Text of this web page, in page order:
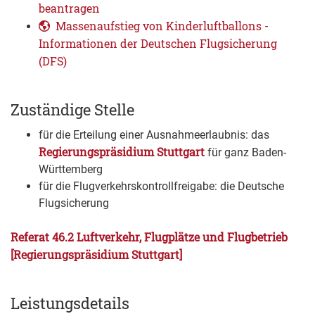
beantragen
Massenaufstieg von Kinderluftballons -
Informationen der Deutschen Flugsicherung
(DFS)
Zuständige Stelle
für die Erteilung einer Ausnahmeerlaubnis: das
Regierungspräsidium Stuttgart für ganz Baden-
Württemberg
für die Flugverkehrskontrollfreigabe: die Deutsche
Flugsicherung
Referat 46.2 Luftverkehr, Flugplätze und Flugbetrieb
[Regierungspräsidium Stuttgart]
Leistungsdetails